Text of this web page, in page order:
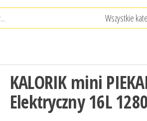
KALORIK mini
Elektryczny 16L